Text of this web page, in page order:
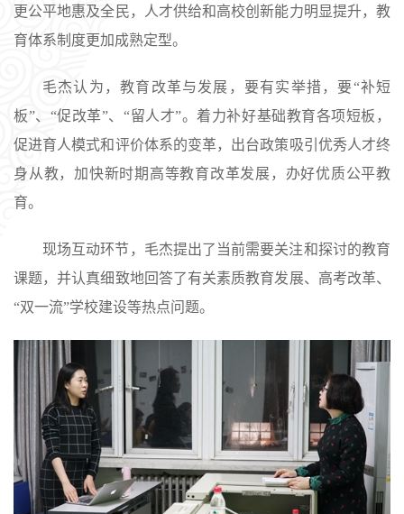
更公平地惠及全民，人才供给和高校创新能力明显提升，教
育体系制度更加成熟定型。
毛杰认为，教育改革与发展，要有实举措，要“补短
板”、“促改革”、“留人才”。着力补好基础教育各项短板，
促进育人模式和评价体系的变革，出台政策吸引优秀人才终
身从教，加快新时期高等教育改革发展，办好优质公平教
育。
现场互动环节，毛杰提出了当前需要关注和探讨的教育
课题，并认真细致地回答了有关素质教育发展、高考改革、
“双一流”学校建设等热点问题。